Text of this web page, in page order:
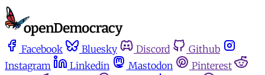
Facebook Bluesky Discord
Github
Instagram
Linkedin Mastodon
Pinterest